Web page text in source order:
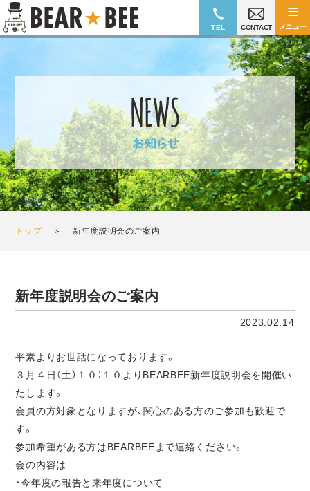
≡
メニュー
TEL CONTACT
トップ＞ 新年度説明会のご案内
新年度説明会のご案内
2023.02.14
平素よりお世話になっております。
３月４日（土）１０：１０よりBEARBEE新年度説明会を開催い
たします。
会員の方対象となりますが、関心のある方のご参加も歓迎で
す。
参加希望がある方はBEARBEEまで連絡ください。
会の内容は
・今年度の報告と来年度について